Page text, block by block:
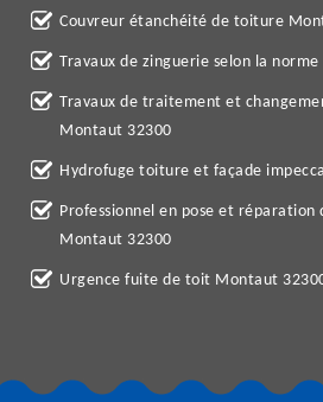
Couvreur étanchéité de toiture
Travaux de zinguerie selon la
Travaux de traitement et
Montaut 32300
Hydrofuge toiture et façade
Professionnel en pose et
Montaut 32300
Urgence fuite de toit Montaut